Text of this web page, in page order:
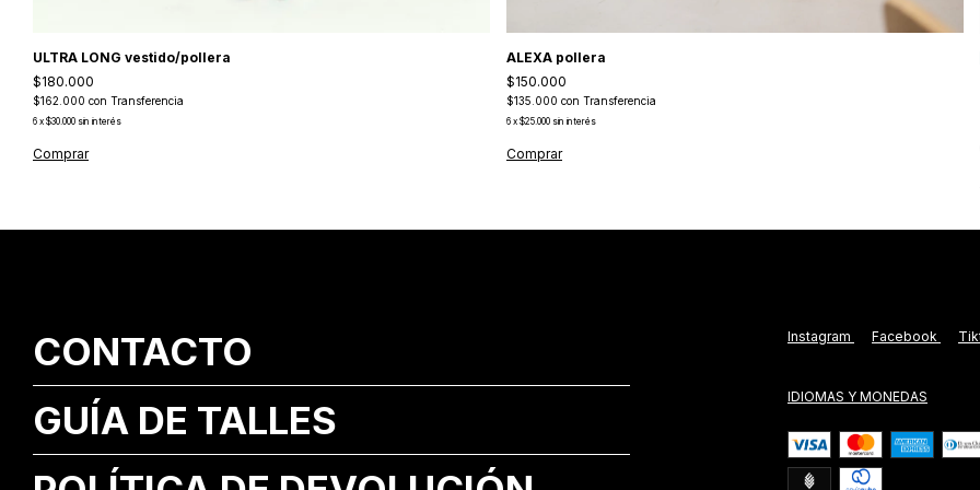
ULTRA LONG vestido/pollera
$180.000
$162.000 con Transferencia
6 x $30.000 sin interés
Comprar
ALEXA pollera
$150.000
$135.000 con Transferencia
6 x $25.000 sin interés
Comprar
CONTACTO
GUÍA DE TALLES
Instagram Facebook
IDIOMAS Y MONEDAS